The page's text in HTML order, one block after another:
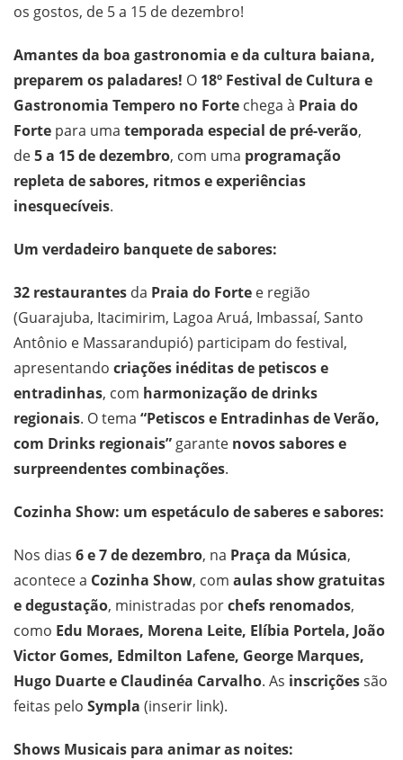
os gostos, de 5 a 15 de dezembro!
Amantes da boa gastronomia e da cultura baiana,
preparem os paladares! O 18º Festival de Cultura e
Gastronomia Tempero no Forte chega à Praia do
Forte para uma temporada especial de pré-verão,
de5 a 15 de dezembro, com uma programação
repleta de sabores, ritmos e experiências
inesquecíveis.
Um verdadeiro banquete de sabores:
32 restaurantes da Praia do Forte e região
(Guarajuba, Itacimirim, Lagoa Aruá, Imbassaí, Santo
Antônio e Massarandupió) participam do festival,
apresentando criações inéditas de petiscos e
entradinhas, com harmonização de drinks
regionais. O tema “Petiscos e Entradinhas de Verão,
com Drinks regionais” garante novos sabores e
surpreendentes combinações.
Cozinha Show: um espetáculo de saberes e sabores:
Nos dias 6 e 7 de dezembro, na Praça da Música,
acontece a Cozinha Show, com aulas show gratuitas
e degustação, ministradas porchefs renomados,
como Edu Moraes, Morena Leite, Elíbia Portela, João
Victor Gomes, Edmilton Lafene, George Marques,
Hugo Duarte e Claudinéa Carvalho. As inscriçõessão
feitas pelo Sympla (inserir link).
Shows Musicais para animar as noites: